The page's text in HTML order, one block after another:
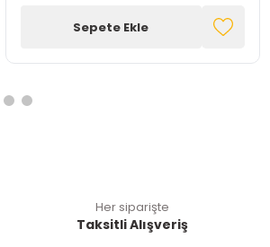
Sepete Ekle
Her siparişte
Taksitli Alışveriş